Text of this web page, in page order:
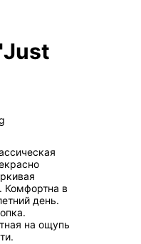
Комфортна в
день.
на ощупь